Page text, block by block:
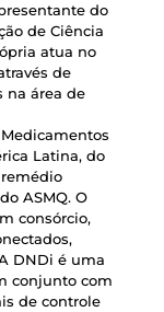
do
de Ciência
atua no
de
na área de
Latina, do
ASMQ. O
consórcio,
DNDi é uma
conjunto com
de controle